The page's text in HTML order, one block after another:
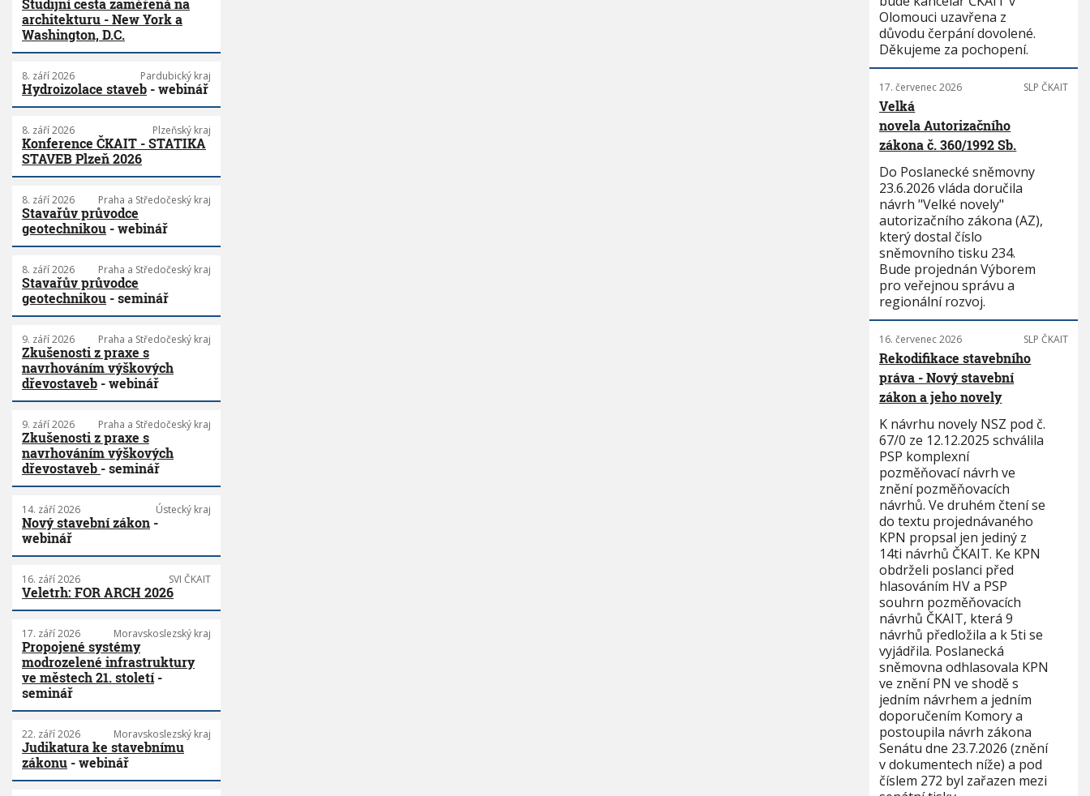
Studijní cesta zaměřená na
architekturu - New York a
Washington, D.C.
8. září 2026 Pardubický kraj
Hydroizolace staveb - webinář
8. září 2026 Plzeňský kraj
Konference ČKAIT - STATIKA
STAVEB Plzeň 2026
8. září 2026 Praha a Středočeský kraj
Stavařův průvodce
geotechnikou - webinář
8. září 2026 Praha a Středočeský kraj
Stavařův průvodce
geotechnikou - seminář
9. září 2026 Praha a Středočeský kraj
Zkušenosti z praxe s
navrhováním výškových
dřevostaveb - webinář
9. září 2026 Praha a Středočeský kraj
Zkušenosti z praxe s
navrhováním výškových
dřevostaveb - seminář
14. září 2026 Ústecký kraj
Nový stavební zákon -
webinář
16. září 2026 SVI ČKAIT
Veletrh: FOR ARCH 2026
17. září 2026 Moravskoslezský kraj
Propojené systémy
modrozelené infrastruktury
ve městech 21. století-
seminář
22. září 2026 Moravskoslezský kraj
Judikatura ke stavebnímu
zákonu - webinář
Olomouci uzavřena z
důvodu čerpání dovolené.
Děkujeme za pochopení.
17. červenec 2026 SLP ČKAIT
Velká
novela Autorizačního
zákona č. 360/1992 Sb.
Do Poslanecké sněmovny
23.6.2026 vláda doručila
návrh "Velké novely"
autorizačního zákona (AZ),
který dostal číslo
sněmovního tisku 234.
Bude projednán Výborem
pro veřejnou správu a
regionální rozvoj.
16. červenec 2026 SLP ČKAIT
Rekodifikace stavebního
práva - Nový stavební
zákon a jeho novely
K návrhu novely NSZ pod č.
67/0 ze 12.12.2025 schválila
PSP komplexní
pozměňovací návrh ve
znění pozměňovacích
návrhů. Ve druhém čtení se
do textu projednávaného
KPN propsal jen jediný z
14ti návrhů ČKAIT. Ke KPN
obdrželi poslanci před
hlasováním HV a PSP
souhrn pozměňovacích
návrhů ČKAIT, která 9
návrhů předložila a k 5ti se
vyjádřila. Poslanecká
sněmovna odhlasovala KPN
ve znění PN ve shodě s
jedním návrhem a jedním
doporučením Komory a
postoupila návrh zákona
Senátu dne 23.7.2026 (znění
v dokumentech níže) a pod
číslem 272 byl zařazen mezi